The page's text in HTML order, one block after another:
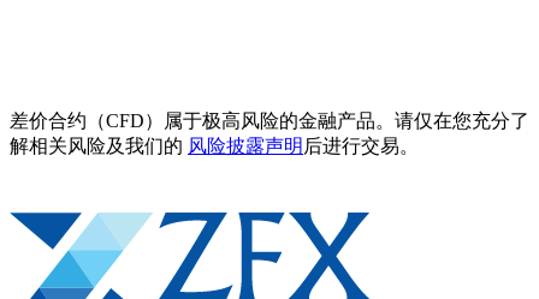
差价合约（CFD）属于极高风险的金融产品。请仅在您充分了
解相关风险及我们的 风险披露声明 后进行交易。